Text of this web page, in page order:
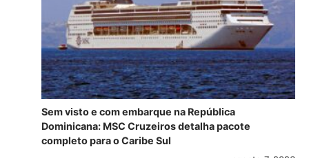
Sem visto e com embarque na República
Dominicana: MSC Cruzeiros detalha pacote
completo para o Caribe Sul